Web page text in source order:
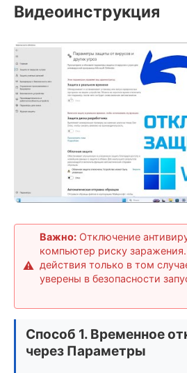
Видеоинструкция
Важно: Отключение
компьютер риску
действия только в том
уверены в безопасности
Способ 1. Временное
через Параметры